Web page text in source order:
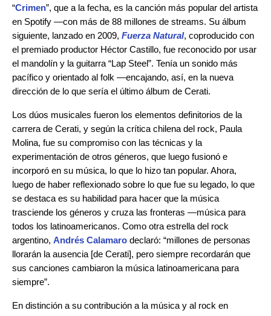
“Crimen”, que a la fecha, es la canción más popular del artista
en Spotify —con más de 88 millones de streams. Su álbum
siguiente, lanzado en 2009, Fuerza Natural, coproducido con
el premiado productor Héctor Castillo, fue reconocido por usar
el mandolín y la guitarra “Lap Steel”. Tenía un sonido más
pacífico y orientado al folk —encajando, así, en la nueva
dirección de lo que sería el último álbum de Cerati.
Los dúos musicales fueron los elementos definitorios de la
carrera de Cerati, y según la crítica chilena del rock, Paula
Molina, fue su compromiso con las técnicas y la
experimentación de otros géneros, que luego fusionó e
incorporó en su música, lo que lo hizo tan popular. Ahora,
luego de haber reflexionado sobre lo que fue su legado, lo que
se destaca es su habilidad para hacer que la música
trasciende los géneros y cruza las fronteras —música para
todos los latinoamericanos. Como otra estrella del rock
argentino, Andrés Calamaro declaró: “millones de personas
llorarán la ausencia [de Cerati], pero siempre recordarán que
sus canciones cambiaron la música latinoamericana para
siempre”.
En distinción a su contribución a la música y al rock en